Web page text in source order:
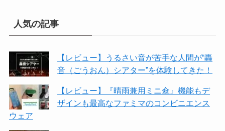
人気の記事
【レビュー】うるさい音が苦手な人間が“轟
音（ごうおん）シアター”を体験してきた！
【レビュー】『晴雨兼用ミニ傘』機能もデ
ザインも最高なファミマのコンビニエンス
ウェア